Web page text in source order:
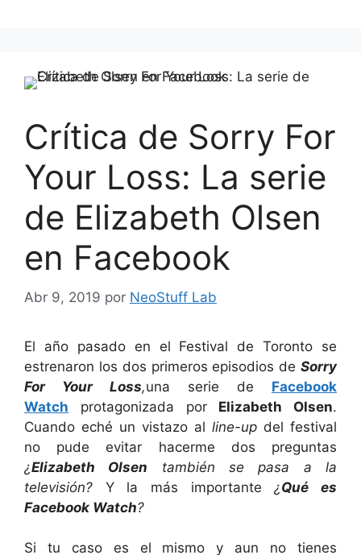
Crítica de Sorry For
Your Loss: La serie
de Elizabeth Olsen
en Facebook
Abr 9, 2019 por NeoStuff Lab
El año pasado en el Festival de Toronto se
estrenaron los dos primeros episodios de Sorry
For Your Loss,una serie de Facebook
Watch protagonizada por Elizabeth Olsen.
Cuando eché un vistazo al line-up del festival
no pude evitar hacerme dos preguntas
¿Elizabeth Olsen también se pasa a la
televisión? Y la más importante¿Qué es
Facebook Watch?
Si tu caso es el mismo y aun no tienes